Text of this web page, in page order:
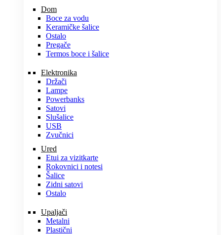
Dom
Boce za vodu
Keramičke šalice
Ostalo
Pregače
Termos boce i šalice
Elektronika
Držači
Lampe
Powerbanks
Satovi
Slušalice
USB
Zvučnici
Ured
Etui za vizitkarte
Rokovnici i notesi
Šalice
Zidni satovi
Ostalo
Upaljači
Metalni
Plastični